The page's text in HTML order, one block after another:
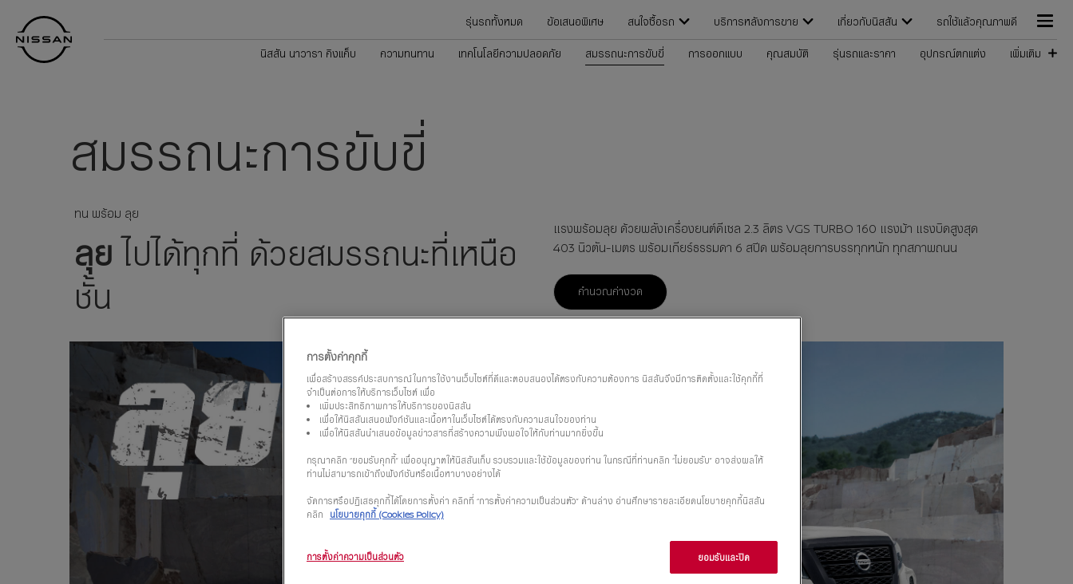
หน้า
Footer
รุ่นรถทั้งหมด ข้อเสนอพิเศษ สนใจซื้อรถ บริการหลังการขาย เกี่ยวกับนิสสัน รถใช้แล้วคุณภาพดี
นิสสัน นาวารา คิงแค็บ ความทนทาน เทคโนโลยีความปลอดภัย สมรรถนะการขับขี่ การออกแบบ คุณสมบัติ รุ่นรถและราคา อุปกรณ์ตกแต่ง เพิ่มเติม
สมรรถนะการขับขี่
ทน พร้อม ลุย
ลุยไปได้ทุกที่ ด้วยสมรรถนะที่เหนือ
ชั้น
แรงพร้อมลุย ด้วยพลังเครื่องยนต์ดีเซล 2.3 ลิตร VGS TURBO 160 แรงม้า แรงบิดสูงสุด
403 นิวตัน-เมตร พร้อมเกียร์ธรรมดา 6 สปีด พร้อมลุยการบรรทุกหนัก ทุกสภาพถนน
คำนวณค่างวด
การตั้งค่าคุกกี้
เพื่อสร้างสรรค์ประสบการณ์ในการใช้งานเว็บไซต์ที่ดีและตอบสนองได้ตรงกับความต้องการ นิสสันจึงมีการติดตั้งและใช้คุกกี้ที่
จำเป็นต่อการให้บริการเว็บไซต์ เพื่อ
เพิ่มประสิทธิภาพการให้บริการของนิสสัน
เพื่อให้นิสสันเสนอฟังก์ชันและเนื้อหาในเว็บไซต์ได้ตรงกับความสนใจของท่าน
เพื่อให้นิสสันนำเสนอข้อมูลข่าวสารที่สร้างความพึงพอใจให้กับท่านมากยิ่งขึ้น
กรุณาคลิก “ยอมรับคุกกี้” เพื่ออนุญาตให้นิสสันเก็บ รวบรวมและใช้ข้อมูลของท่าน ในกรณีที่ท่านคลิก “ไม่ยอมรับ” อาจส่งผลให้
ท่านไม่สามารถเข้าถึงฟังก์ชันหรือเนื้อหาบางอย่างได้
จัดการหรือปฏิเสธคุกกี้ได้โดยการตั้งค่า คลิกที่ “การตั้งค่าความเป็นส่วนตัว” ด้านล่าง อ่านศึกษารายละเอียดนโยบายคุกกี้นิสสัน
คลิก
นโยบายคุกกี้ (Cookies Policy)
ยอมรับและปิด
การตั้งค่าความเป็นส่วนตัว